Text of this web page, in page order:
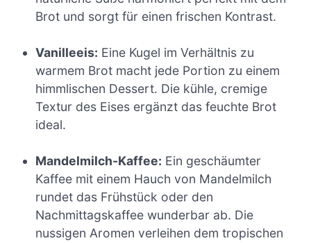
Brot und sorgt für einen frischen Kontrast.
Vanilleeis: Eine Kugel im Verhältnis zu
warmem Brot macht jede Portion zu einem
himmlischen Dessert. Die kühle, cremige
Textur des Eises ergänzt das feuchte Brot
ideal.
Mandelmilch-Kaffee: Ein geschäumter
Kaffee mit einem Hauch von Mandelmilch
rundet das Frühstück oder den
Nachmittagskaffee wunderbar ab. Die
nussigen Aromen verleihen dem tropischen